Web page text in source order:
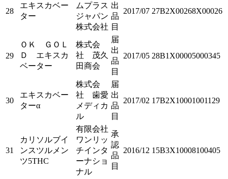
28
エキスカベー
ター
ムプラス
ジャパン
株式会社
出
品
目
2017/07 27B2X00268X00026
29
ＯＫ ＧＯＬ
Ｄ エキスカ
ベーター
株式会
社 茂久
田商会
届
出
品
目
2017/05 28B1X00005000345
30
エキスカベー
ターα
株式会
社 歯愛
メディカ
ル
届
出
品
目
2017/02 17B2X10001001129
31
カリソルブイ
ンスツルメン
ツ5THC
有限会社
ワンリッ
チインタ
ーナショ
ナル
承
認
品
目
2016/12 15B3X10008100405